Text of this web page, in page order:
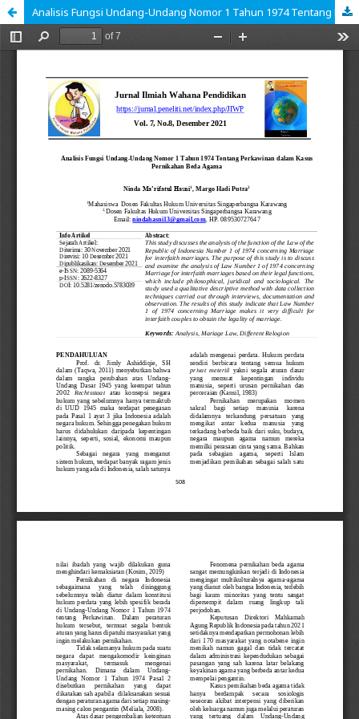
Analisis Fungsi Undang-Undang Nomor 1 Tahun 1974 Tentang Perkawinan dalam Kasus Pernikahan Beda Agama